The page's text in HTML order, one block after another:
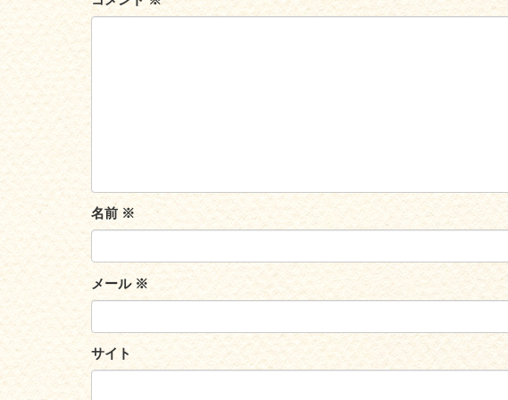
名前 ※
メール ※
サイト